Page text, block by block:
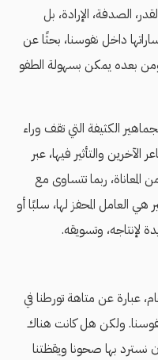
الصدفة، الإرادة، بل
داخل نفوسنا، بحثًا عن
بعده يمكن بسهولة الطفو
الكثيفة التي تقف وراء
والتأثير فيها، عبر
ربما تتساوى مع
هي العامل المحفز لها، سلبًا أو
لإنتاجه، وتسويقه.
عبارة عن متاهة تورطنا في
ولكن هل كانت هناك
نسترد بها صحونا ويقظتنا